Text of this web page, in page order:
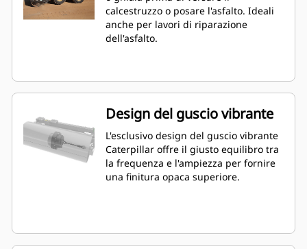
calcestruzzo o posare l'asfalto. Ideali
anche per lavori di riparazione
dell'asfalto.
Design del guscio vibrante
L'esclusivo design del guscio vibrante
Caterpillar offre il giusto equilibro tra
la frequenza e l'ampiezza per fornire
una finitura opaca superiore.